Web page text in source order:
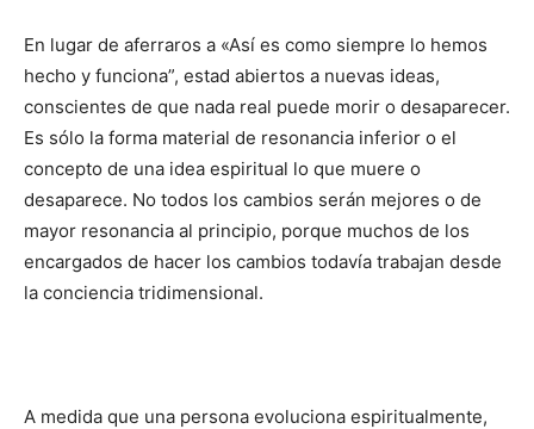
En lugar de aferraros a «Así es como siempre lo hemos
hecho y funciona”, estad abiertos a nuevas ideas,
conscientes de que nada real puede morir o desaparecer.
Es sólo la forma material de resonancia inferior o el
concepto de una idea espiritual lo que muere o
desaparece. No todos los cambios serán mejores o de
mayor resonancia al principio, porque muchos de los
encargados de hacer los cambios todavía trabajan desde
la conciencia tridimensional.
A medida que una persona evoluciona espiritualmente,